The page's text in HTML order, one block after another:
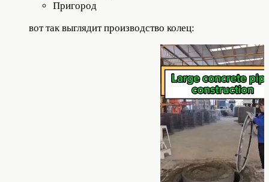
Пригород
вот так выглядит производство колец: